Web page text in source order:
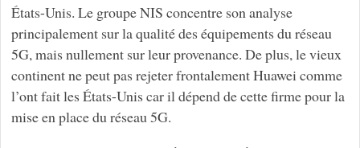
États-Unis. Le groupe NIS concentre son analyse
principalement sur la qualité des équipements du réseau
5G, mais nullement sur leur provenance. De plus, le vieux
continent ne peut pas rejeter frontalement Huawei comme
l’ont fait les États-Unis car il dépend de cette firme pour la
mise en place du réseau 5G.